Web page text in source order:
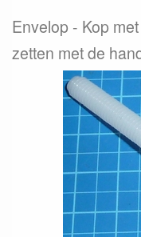
Envelop
Kop
zetten met de